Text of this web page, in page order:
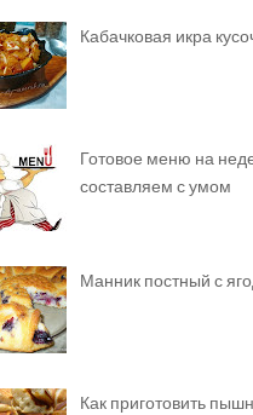
Кабачковая икра
Готовое меню на
составляем с умом
Манник постный с
Как приготовить